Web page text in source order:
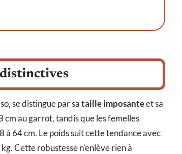
se distingue par sataille imposanteet sa
cm au garrot, tandis que les femelles
64 cm. Le poids suit cette tendance avec
Cette robustesse n’enlève rien à